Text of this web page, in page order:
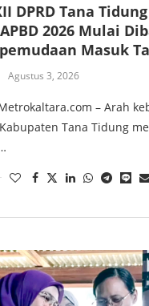
DPRD Tana Tidung
2026 Mulai
Masuk
Agustus 3, 2026
– Arah
Tana Tidung